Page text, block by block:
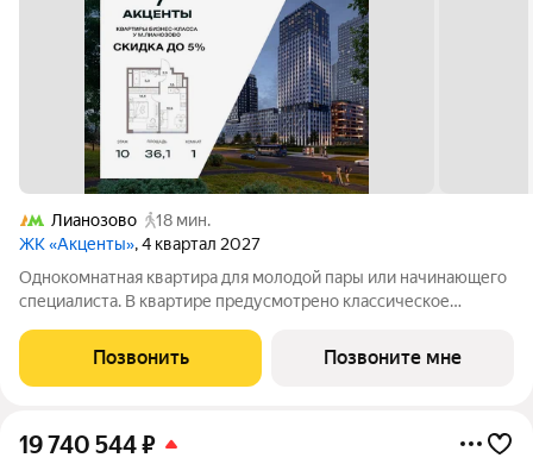
Лианозово
18 мин.
ЖК «Акценты», 4 квартал 2027
Однокомнатная квартира для молодой пары или начинающего
специалиста. В квартире предусмотрено классическое
и зоной отдыха. Приватная спальня с зоной гардеробной и
рабочим местом. Удобная ниша
Позвонить Позвоните мне
19 740 544₽